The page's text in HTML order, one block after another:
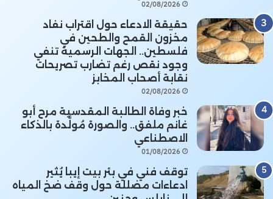
02/08/2026
حقيقة الادعاء حول اقتراب نفاد
مخزون القمح والطحين في
فلسطين.. الجهات الرسمية تنفي
وجود نقص رغم تضارب تصريحات
نقابة أصحاب المخابز
02/08/2026
خبر وفاة الطالبة المقدسية مرح أبو
غانم ملفق.. والصورة مُولَّدة بالذكاء
الاصطناعي
01/08/2026
توقف فني في بئر بيت إيبا يُثير
ادعاءات مضللة حول وقف ضخ المياه